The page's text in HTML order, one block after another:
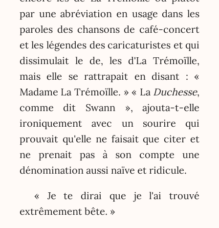
par une abréviation en usage dans les
paroles des chansons de café-concert
et les légendes des caricaturistes et qui
dissimulait le de, les d'La Trémoïlle,
mais elle se rattrapait en disant : «
Madame La Trémoïlle. » « La Duchesse,
comme dit Swann », ajouta-t-elle
ironiquement avec un sourire qui
prouvait qu'elle ne faisait que citer et
ne prenait pas à son compte une
dénomination aussi naïve et ridicule.
« Je te dirai que je l'ai trouvé
extrêmement bête. »